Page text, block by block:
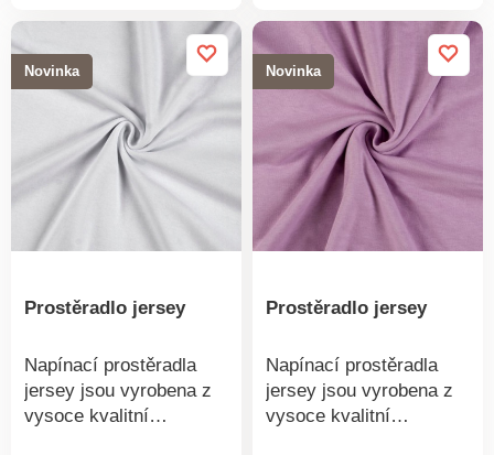
Vyrobeno v ČR.
bavlnaVyrobeno v
ČRDoporučujeme praní
na 60 °C
Novinka
Prostěradlo jersey
Napínací prostěradla
jersey jsou vyrobena z
vysoce kvalitní
Novinka
Prostěradlo jersey
Napínací prostěradla
jersey jsou vyrobena z
vysoce kvalitní